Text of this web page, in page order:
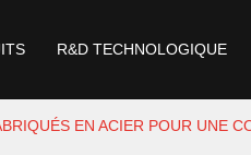
R&D TECHNOLOGIQUE
EN ACIER POUR UNE